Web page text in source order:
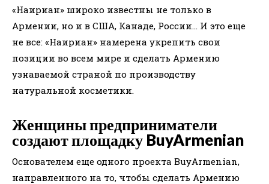
«Наириан» широко известны не только в
Армении, но и в США, Канаде, России… И это еще
не все: «Наириан» намерена укрепить свои
позиции во всем мире и сделать Армению
узнаваемой страной по производству
натуральной косметики.
Женщины предприниматели
создают площадку BuyArmenian
Основателем еще одного проекта BuyArmenian,
направленного на то, чтобы сделать Армению